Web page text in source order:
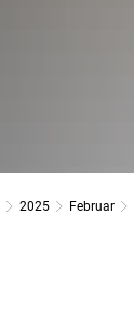
2025 Februar